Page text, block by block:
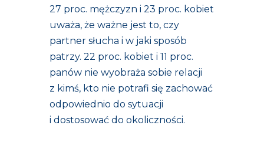
27 proc. mężczyzn i 23 proc. kobiet
uważa, że ważne jest to, czy
partner słucha i w jaki sposób
patrzy. 22 proc. kobiet i 11 proc.
panów nie wyobraża sobie relacji
z kimś, kto nie potrafi się zachować
odpowiednio do sytuacji
i dostosować do okoliczności.